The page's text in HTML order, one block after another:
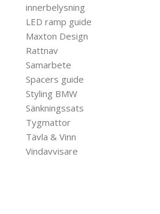
innerbelysning
LED ramp guide
Maxton Design
Rattnav
Samarbete
Spacers guide
Styling BMW
Sänkningssats
Tygmattor
Tävla & Vinn
Vindavvisare